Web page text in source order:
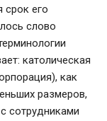
срок его
слово
католическая
как
размеров,
сотрудниками